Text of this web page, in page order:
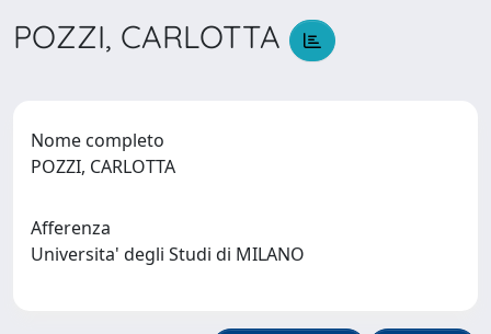
POZZI, CARLOTTA
Nome completo
POZZI, CARLOTTA
Afferenza
Universita' degli Studi di MILANO